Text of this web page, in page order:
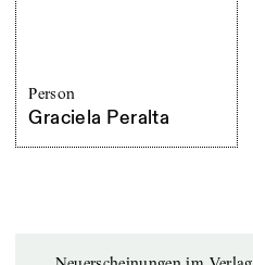
Person
Graciela Peralta